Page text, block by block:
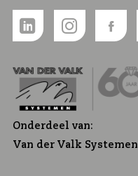
Onderdeel van:
Van der Valk Systemen